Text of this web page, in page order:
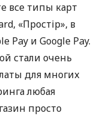
все типы карт
«Простір», в
Pay и Google Pay.
стали очень
для многих
любая
просто